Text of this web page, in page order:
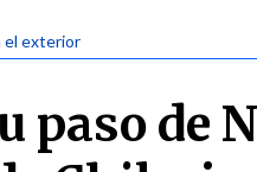
el exterior
paso de